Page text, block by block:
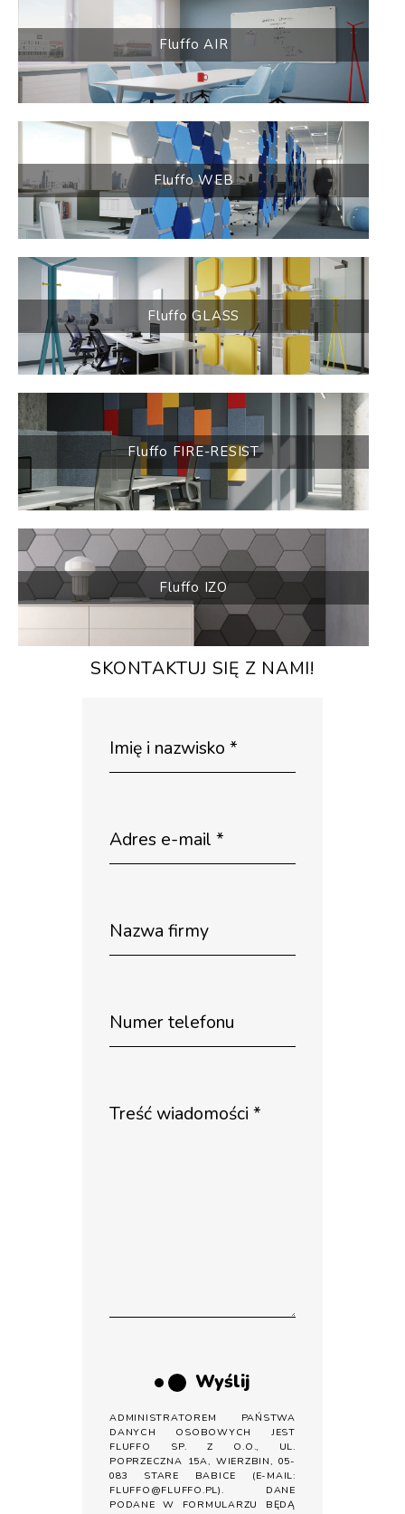
Fluffo AIR
Fluffo WEB
Fluffo GLASS
Fluffo FIRE-RESIST
Fluffo IZO
SKONTAKTUJ SIĘ Z NAMI!
Wyślij
ADMINISTRATOREM PAŃSTWA
DANYCH OSOBOWYCH JEST
FLUFFO SP. Z O.O., UL.
POPRZECZNA 15A, WIERZBIN, 05-
083 STARE BABICE (E-MAIL:
FLUFFO@FLUFFO.PL). DANE
PODANE W FORMULARZU BĘDĄ